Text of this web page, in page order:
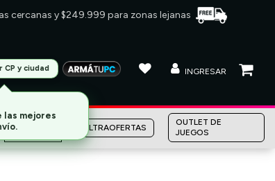
cercanas y $249.999 para zonas lejanas
CP y ciudad INGRESAR
MARCAS
ULTRAOFERTAS
OUTLET DE
JUEGOS
las mejores